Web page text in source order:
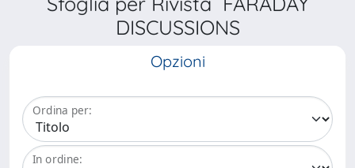
DISCUSSIONS
Opzioni
Ordina per:
In ordine: